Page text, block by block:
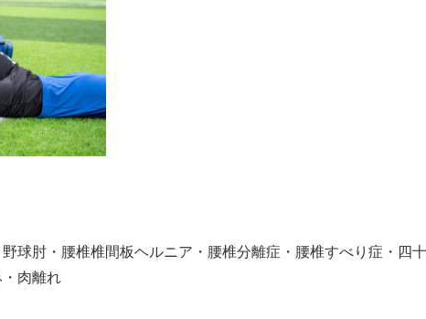
球肘・腰椎椎間板ヘルニア・腰椎分離症・腰椎すべり症・四
肉離れ